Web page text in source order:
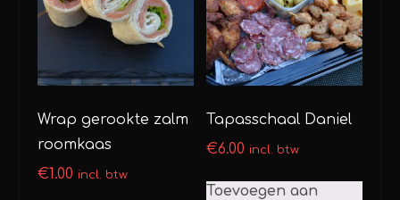
Wrap gerookte zalm
roomkaas
€1.00 incl. btw
Tapasschaal Daniel
€6.00 incl. btw
Toevoegen aan